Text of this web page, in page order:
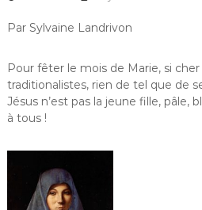
Par Sylvaine Landrivon
Pour fêter le mois de Marie, si
traditionalistes, rien de tel que de
Jésus n’est pas la jeune fille, pâle,
à tous !